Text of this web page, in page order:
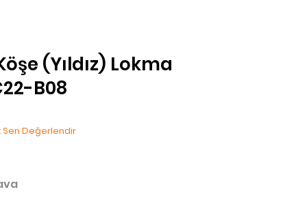
(Yıldız) Lokma
B08
Sen Değerlendir